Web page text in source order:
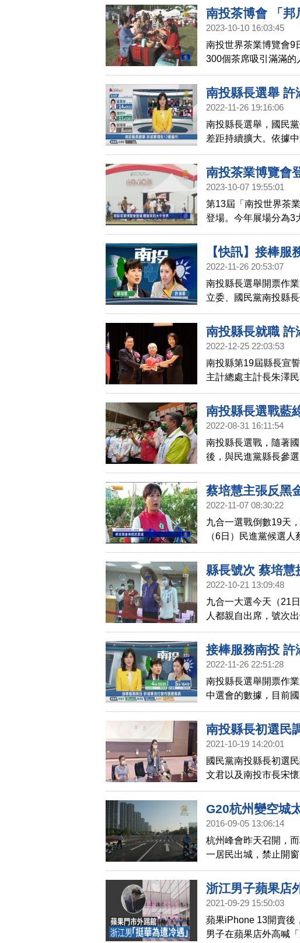
南投茶博會 「邦
2023-10-10 16:03:45
南投世界茶業博覽會9
300個茶席吸引滿滿的
文化，就像是一場茶
南投縣長選舉 許
2022-11-26 19:16:06
南投縣長選舉，國民
差距持續擴大。依據
領先蔡培慧44%，全
家鄉魚池鄉領先。
南投茶業博覽會
2023-10-07 19:55:01
第13屆「南投世界茶
登場。今年展場分為3
品茗的展攤，讓民眾
【快訊】接棒
2022-11-26 20:53:07
南投縣長選舉開票作
立委、國民黨南投縣
布當選南投縣長。
南投縣長就職 許
城市
2022-12-25 22:03:53
南投縣第19屆縣長宣
主計總處主計長朱澤
南投縣首位女性縣長。
南投縣長選戰藍
2022-08-31 16:11:54
南投縣長選戰，隨著
後，與民進黨縣長參
黨南投縣長參選人蔡
成參選登記，藍綠交
蔡培慧主張反黑
2022-11-07 08:30:22
九合一選戰倒數19天
（6日）民進黨候選
主打反黑金訴求。
縣長號次 蔡培慧
2022-10-21 13:09:48
九合一大選今天（21
人都親自出席，號次
人許淑華抽中2號，無
營在抽籤後，都安排
接棒服務南投 許
2022-11-26 22:51:28
南投縣長選舉開票作
中選會的數據，目前
票，得票率為55.67%
南投縣長。
南投縣長初選民
2021-10-19 14:20:01
國民黨南投縣長初選
文君以及南投市長宋
懷琳也表態會支持民
G20杭州變空城
2016-09-05 13:06:14
杭州峰會昨天召開，
一居民出城，禁止開
來，中國網友還傳出
要求機關幹部攜家屬
浙江男子蘋果店
2021-09-29 15:50:03
蘋果iPhone 13開賣後
男子在蘋果店外高喊